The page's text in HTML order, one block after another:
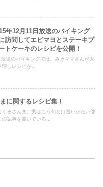
年12月11日放送のバイキング
訪問してエビマヨとステーキプ
トケーキのレシピを公開！
送のバイキングでは、みきママさんが大
しレシピを...
に関するレシピ集！
くるさんま、実はもう旬とは言いがたい部
の記事を書いている...